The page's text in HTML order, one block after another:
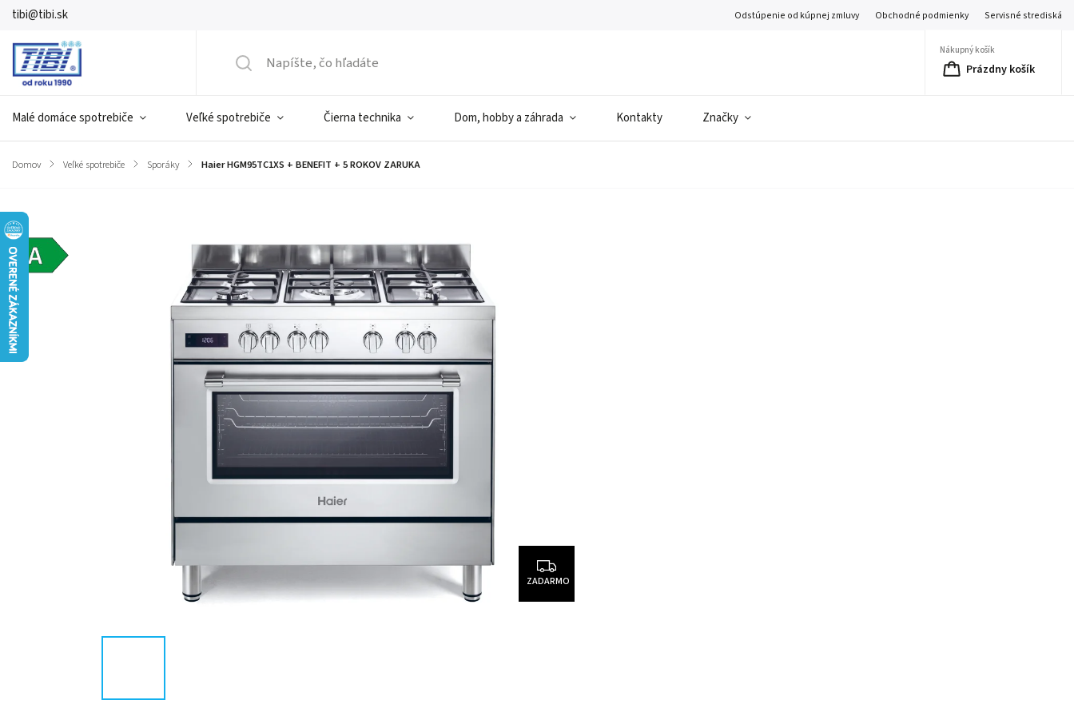
tibi@tibi.sk Odstúpenie od kúpnej zmluvy Obchodné podmienky Servisné strediská
Nákupný košík
Prázdny košík
Malé domáce spotrebiče Veľké spotrebiče Čierna technika Dom, hobby a záhrada Kontakty Značky
Domov / Veľké spotrebiče / Sporáky / Haier HGM95TC1XS + BENEFIT + 5 ROKOV ZARUKA
Energetická
trieda A
Značka:
ZADARMO